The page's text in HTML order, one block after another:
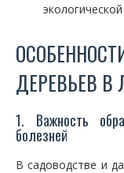
ДЕРЕВЬЕВ В
1. Важность
болезней
В садоводстве и